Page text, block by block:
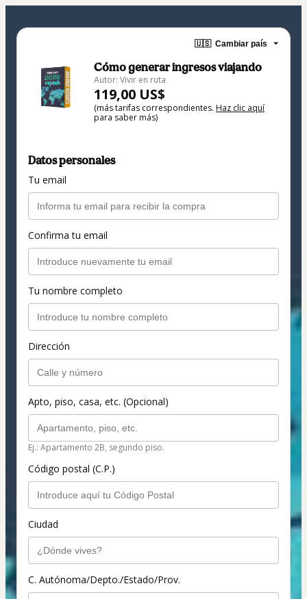
🇺🇸 Cambiar país
Cómo generar ingresos viajando
Autor: Vivir en ruta
119,00 US$
(más tarifas correspondientes. Haz clic aquí
para saber más)
Datos personales
Tu email
Confirma tu email
Tu nombre completo
Dirección
Apto, piso, casa, etc. (Opcional)
Ej.: Apartamento 2B, segundo piso.
Código postal (C.P.)
Ciudad
C. Autónoma/Depto./Estado/Prov.